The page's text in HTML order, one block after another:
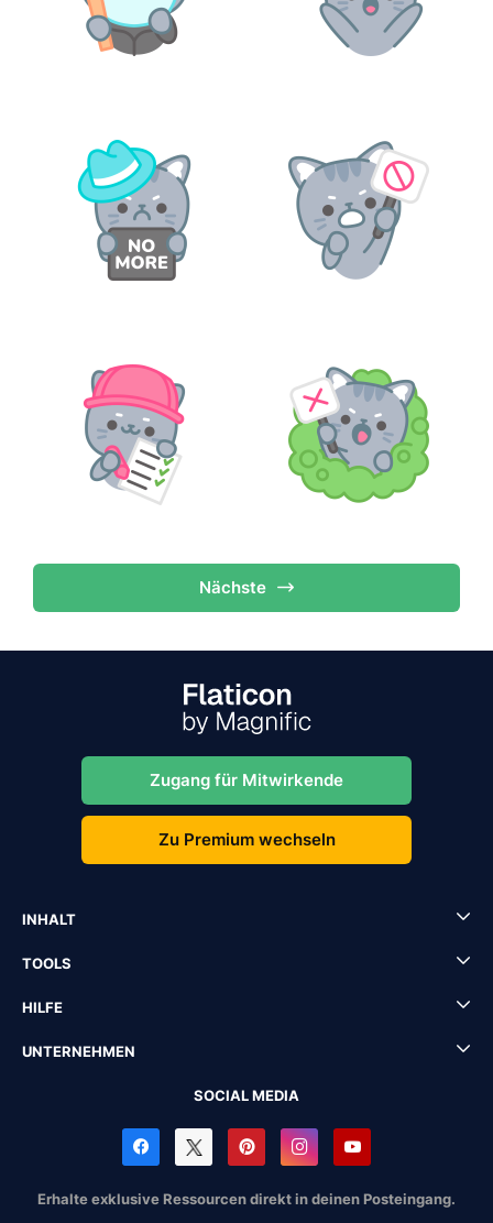
Nächste
Zugang für Mitwirkende
Zu Premium wechseln
INHALT
TOOLS
HILFE
UNTERNEHMEN
SOCIAL MEDIA
Erhalte exklusive Ressourcen direkt in deinen Posteingang.